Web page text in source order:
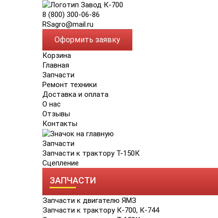
8 (800) 300-06-86
RSagro@mail.ru
Оформить заявку
Корзина
Главная
Запчасти
Ремонт техники
Доставка и оплата
О нас
Отзывы
Контакты
Запчасти
Запчасти к трактору Т-150К
Сцепление
ЗАПЧАСТИ
Запчасти к двигателю ЯМЗ
Запчасти к трактору К-700, К-744